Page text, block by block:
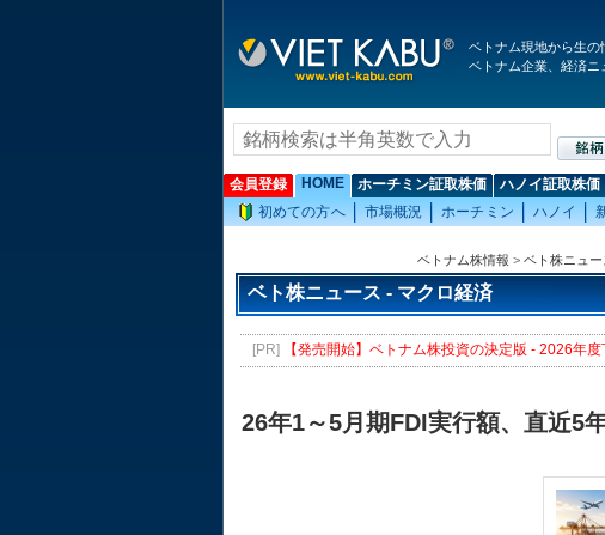
ベトナム現地から生の
ベトナム企業、経済ニ
会員登録
HOME ホーチミン証取株価 ハノイ証取株価
初めての方へ
市場概況 ホーチミン ハノイ
ベトナム株情報 > ベト株ニュー
ベト株ニュース - マクロ経済
[PR] 【発売開始】ベトナム株投資の決定版 - 2026年
26年1～5月期FDI実行額、直近5